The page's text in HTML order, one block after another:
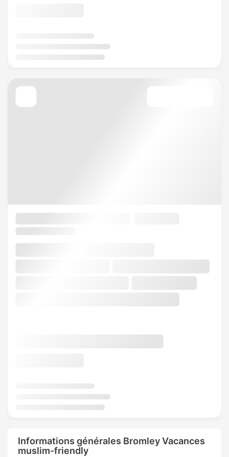
Informations générales Bromley Vacances
muslim-friendly